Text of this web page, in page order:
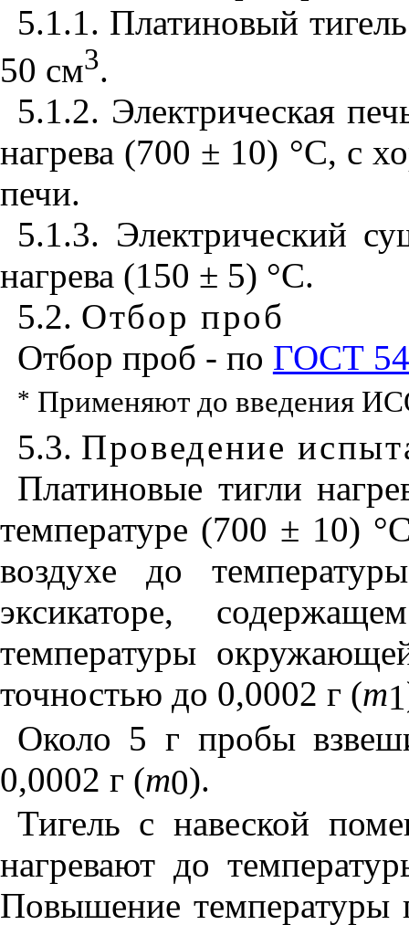
5.1.1. Платиновый
50 см3.
5.1.2. Электрическая
нагрева (700 ± 10) °С, с
печи.
5.1.3. Электрический
нагрева (150 ± 5) °С.
5.2. Отбор проб
Отбор проб - по ГОСТ
* Применяют до введения
5.3. Проведение испы
Платиновые тигли
температуре (700 ± 10)
воздухе до
эксикаторе,
температуры
точностью до 0,0002 г (m1
Около 5 г пробы
0,0002 г (m0).
Тигель с навеской
нагревают до
Повышение температуры